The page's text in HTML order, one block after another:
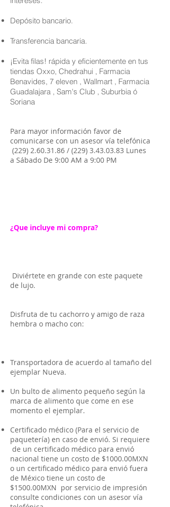
Depósito bancario.
Transferencia bancaria.
¡Evita filas! rápida y eficientemente en tus
tiendas Oxxo, Chedrahui , Farmacia
Benavides, 7 eleven , Wallmart , Farmacia
Guadalajara , Sam's Club , Suburbia ó
Soriana
Para mayor información favor de
comunicarse con un asesor vía telefónica
(229) 2.60.31.86 / (229) 3.43.03.83 Lunes
a Sábado De 9:00 AM a 9:00 PM
¿Que incluye mi compra?
Diviértete en grande con este paquete
de lujo.
Disfruta de tu cachorro y amigo de raza
hembra o macho con:
Transportadora de acuerdo al tamaño del
ejemplar Nueva.
Un bulto de alimento pequeño según la
marca de alimento que come en ese
momento el ejemplar.
Certificado médico (Para el servicio de
paquetería) en caso de envió. Si requiere
de un certificado médico para envió
nacional tiene un costo de $1000.00MXN
o un certificado médico para envió fuera
de México tiene un costo de
$1500.00MXN por servicio de impresión
consulte condiciones con un asesor vía